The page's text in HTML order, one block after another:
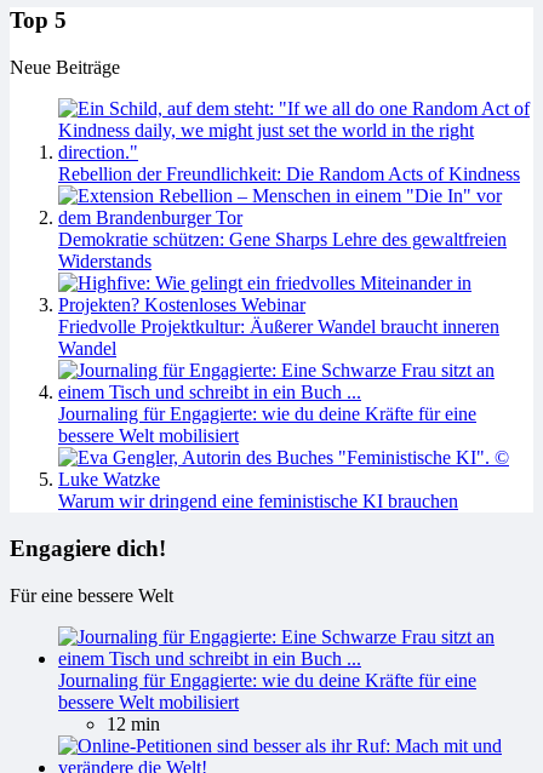
Top 5
Neue Beiträge
Rebellion der Freundlichkeit: Die Random Acts of Kindness
Demokratie schützen: Gene Sharps Lehre des gewaltfreien
Widerstands
Friedvolle Projektkultur: Äußerer Wandel braucht inneren
Wandel
Journaling für Engagierte: wie du deine Kräfte für eine
bessere Welt mobilisiert
Warum wir dringend eine feministische KI brauchen
Engagiere dich!
Für eine bessere Welt
Journaling für Engagierte: wie du deine Kräfte für eine
bessere Welt mobilisiert
12 min